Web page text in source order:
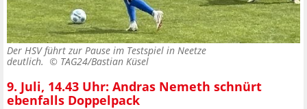
Der HSV führt zur Pause im Testspiel in Neetze
deutlich. © TAG24/Bastian Küsel
9. Juli, 14.43 Uhr: Andras Nemeth schnürt
ebenfalls Doppelpack